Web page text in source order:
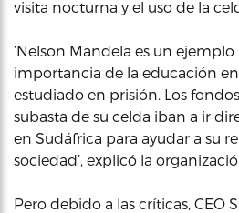
visita nocturna y el uso de la
‘Nelson Mandela es un
importancia de la educación
estudiado en prisión. Los
subasta de su celda iban a ir
en Sudáfrica para ayudar a su
sociedad’, explicó la
Pero debido a las críticas, CEO